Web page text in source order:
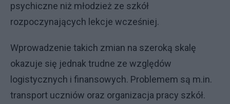
psychiczne niż młodzież ze szkół
rozpoczynających lekcje wcześniej.
Wprowadzenie takich zmian na szeroką skalę
okazuje się jednak trudne ze względów
logistycznych i finansowych. Problemem są m.in.
transport uczniów oraz organizacja pracy szkół.